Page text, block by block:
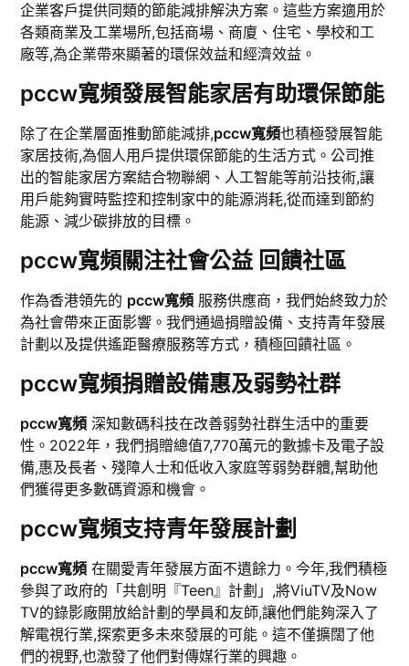
企業客戶提供同類的節能減排解決方案。這些方案適用於
各類商業及工業場所,包括商場、商廈、住宅、學校和工
廠等,為企業帶來顯著的環保效益和經濟效益。
pccw寬頻發展智能家居有助環保節能
除了在企業層面推動節能減排,pccw寬頻也積極發展智能
家居技術,為個人用戶提供環保節能的生活方式。公司推
出的智能家居方案結合物聯網、人工智能等前沿技術,讓
用戶能夠實時監控和控制家中的能源消耗,從而達到節約
能源、減少碳排放的目標。
pccw寬頻關注社會公益 回饋社區
作為香港領先的 pccw寬頻 服務供應商，我們始終致力於
為社會帶來正面影響。我們通過捐贈設備、支持青年發展
計劃以及提供遙距醫療服務等方式，積極回饋社區。
pccw寬頻捐贈設備惠及弱勢社群
pccw寬頻 深知數碼科技在改善弱勢社群生活中的重要
性。2022年，我們捐贈總值7,770萬元的數據卡及電子設
備,惠及長者、殘障人士和低收入家庭等弱勢群體,幫助他
們獲得更多數碼資源和機會。
pccw寬頻支持青年發展計劃
pccw寬頻 在關愛青年發展方面不遺餘力。今年,我們積極
參與了政府的「共創明『Teen』計劃」,將ViuTV及Now
TV的錄影廠開放給計劃的學員和友師,讓他們能夠深入了
解電視行業,探索更多未來發展的可能。這不僅擴闊了他
們的視野,也激發了他們對傳媒行業的興趣。